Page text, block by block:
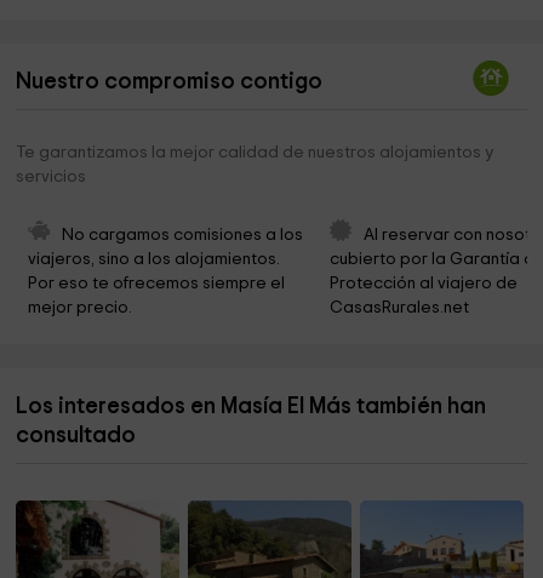
Ayuntamiento de Masllorenç 4,3 km
Ermita Santa Cristina
Ermita de Sant Antoni de Pàdua
Ayuntamiento Del Masroig
Sant Miquel de Vespella 5,6 km
Bosc den Figueres 5,7 km
Nuestro compromiso contigo
Te garantizamos la mejor calidad de nuestros alojamientos y
servicios
No cargamos comisiones a los
viajeros, sino a los alojamientos.
Por eso te ofrecemos siempre el
mejor precio.
Al reservar con
cubierto por la Garantía
Protección al viajero de
CasasRurales.net
Los interesados en Masía El Más también han
consultado